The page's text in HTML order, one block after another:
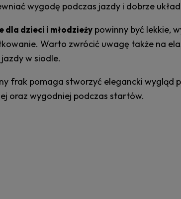
wygodę podczas jazdy i dobrze
dla dzieci i młodzieżypowinny być lekkie,
Warto zwrócić uwagę także na
w siodle.
frak pomaga stworzyć elegancki wygląd
oraz wygodniej podczas startów.